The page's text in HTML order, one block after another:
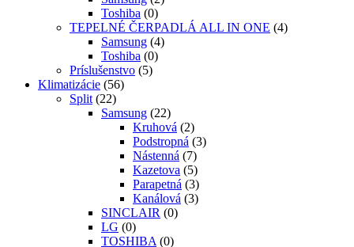
Toshiba (0)
TEPELNÉ ČERPADLÁ ALL IN ONE (4)
Samsung (4)
Toshiba (0)
Príslušenstvo (5)
Klimatizácie (56)
Split (22)
Samsung (22)
Kruhová (2)
Podstropná (3)
Nástenná (7)
Kazetova (5)
Parapetná (3)
Kanálová (3)
SINCLAIR (0)
LG (0)
TOSHIBA (0)